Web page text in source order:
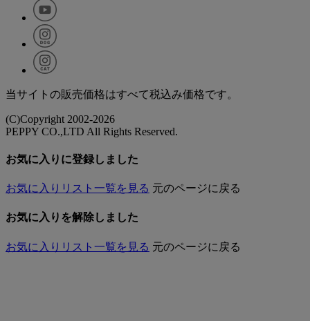
当サイトの販売価格はすべて税込み価格です。
(C)Copyright 2002-2026
PEPPY CO.,LTD All Rights Reserved.
お気に入りに登録しました
お気に入りリスト一覧を見る 元のページに戻る
お気に入りを解除しました
お気に入りリスト一覧を見る 元のページに戻る